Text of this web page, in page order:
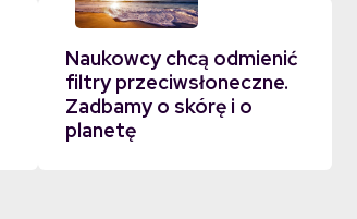
Naukowcy chcą odmienić
filtry przeciwsłoneczne.
Zadbamy o skórę i o
planetę